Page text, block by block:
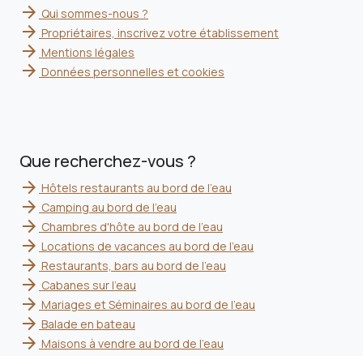
arrow_forward Qui sommes-nous ?
arrow_forward Propriétaires, inscrivez votre établissement
arrow_forward Mentions légales
arrow_forward Données personnelles et cookies
Que recherchez-vous ?
arrow_forward Hôtels restaurants au bord de l'eau
arrow_forward Camping au bord de l'eau
arrow_forward Chambres d'hôte au bord de l'eau
arrow_forward Locations de vacances au bord de l'eau
arrow_forward Restaurants, bars au bord de l'eau
arrow_forward Cabanes sur l'eau
arrow_forward Mariages et Séminaires au bord de l'eau
arrow_forward Balade en bateau
arrow_forward Maisons à vendre au bord de l'eau